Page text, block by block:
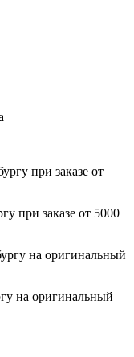
при заказе от 5000
на оригинальный